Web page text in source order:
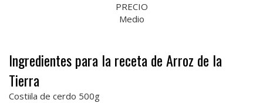
PRECIO
Medio
Ingredientes para la receta de Arroz de la
Tierra
Costiila de cerdo 500g